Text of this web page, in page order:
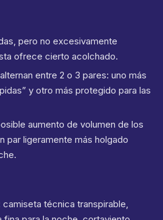
pero no excesivamente
ofrece cierto acolchado.
entre 2 o 3 pares: uno más
y otro más protegido para las
aumento de volumen de los
par ligeramente más holgado
técnica transpirable,